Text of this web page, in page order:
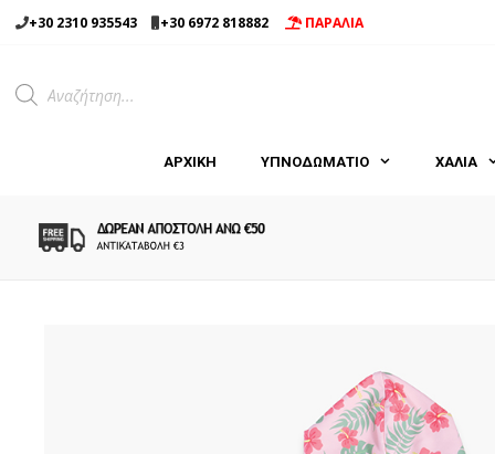
Μετάβαση
σε
+30 2310 935543 +30 6972 818882 ΠΑΡΑΛΙΑ
Products
search
ΑΡΧΙΚΉ ΥΠΝΟΔΩΜΑΤΙΟ ΧΑΛΙΑ